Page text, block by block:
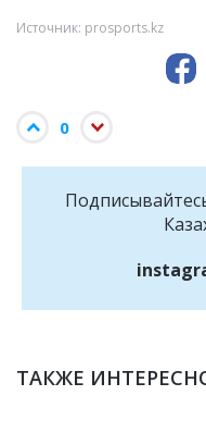
Источник: prosports.kz
0
ТАКЖЕ